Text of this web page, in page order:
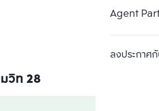
Agent
ลงประกาศกั
วิท 28